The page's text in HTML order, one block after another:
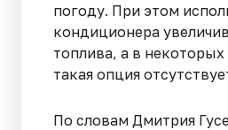
погоду. При этом
кондиционера
топлива, а в
такая опция
По словам Дмитрия